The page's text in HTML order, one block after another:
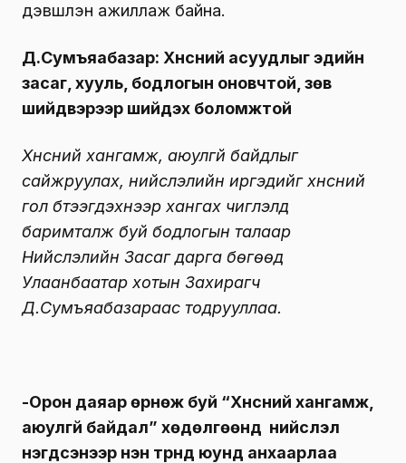
дэвшүүлэн ажиллаж байна.
Д.Сумъяабазар: Хүнсний асуудлыг эдийн
засаг, хууль, бодлогын оновчтой, зөв
шийдвэрээр шийдэх боломжтой
Хүнсний хангамж, аюулгүй байдлыг
сайжруулах, нийслэлийн иргэдийг хүнсний
гол бүтээгдэхүүнээр хангах чиглэлд
баримталж буй бодлогын талаар
Нийслэлийн Засаг дарга бөгөөд
Улаанбаатар хотын Захирагч
Д.Сумъяабазараас тодрууллаа.
-Орон даяар өрнөж буй “Хүнсний хангамж,
аюулгүй байдал” хөдөлгөөнд нийслэл
нэгдсэнээр нэн түрүүнд юунд анхаарлаа